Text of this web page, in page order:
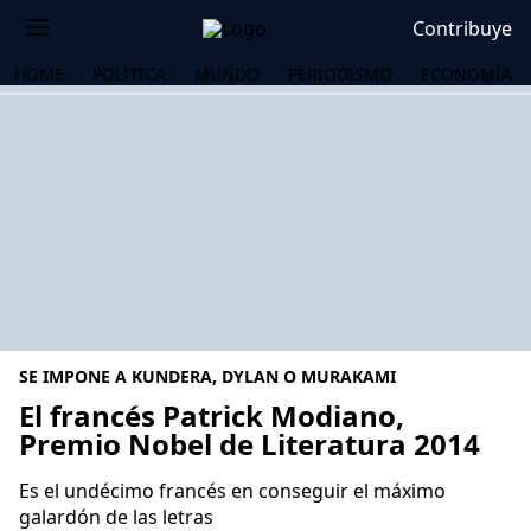
Contribuye
HOME POLÍTICA MUNDO PERIODISMO ECONOMÍA
SE IMPONE A KUNDERA, DYLAN O MURAKAMI
El francés Patrick Modiano,
Premio Nobel de Literatura 2014
Es el undécimo francés en conseguir el máximo
galardón de las letras